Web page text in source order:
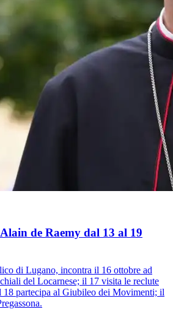
de Raemy dal 13 al 19
di Lugano, incontra il 16 ottobre ad
del Locarnese; il 17 visita le reclute
18 partecipa al Giubileo dei Movimenti; il